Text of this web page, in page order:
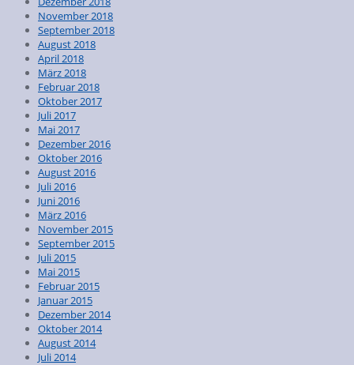
November 2018
September 2018
August 2018
April 2018
März 2018
Februar 2018
Oktober 2017
Juli 2017
Mai 2017
Dezember 2016
Oktober 2016
August 2016
Juli 2016
Juni 2016
März 2016
November 2015
September 2015
Juli 2015
Mai 2015
Februar 2015
Januar 2015
Dezember 2014
Oktober 2014
August 2014
Juli 2014